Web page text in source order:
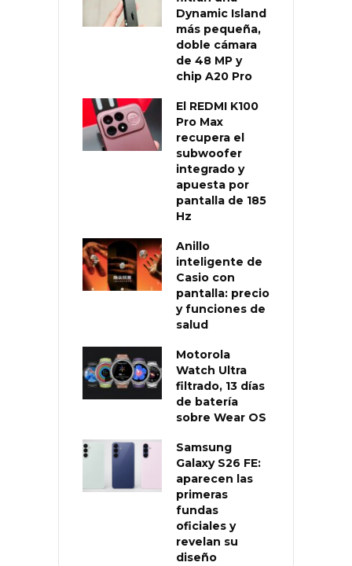
Dynamic Island
más pequeña,
doble cámara
de 48 MP y
chip A20 Pro
El REDMI K100
Pro Max
recupera el
subwoofer
integrado y
apuesta por
pantalla de 185
Hz
Anillo
inteligente de
Casio con
pantalla: precio
y funciones de
salud
Motorola
Watch Ultra
filtrado, 13 días
de batería
sobre Wear OS
Samsung
Galaxy S26 FE:
aparecen las
primeras
fundas
oficiales y
revelan su
diseño